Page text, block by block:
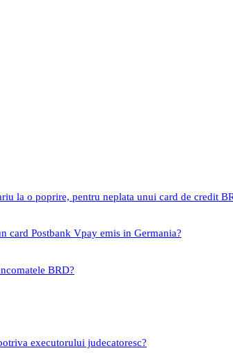
la o poprire, pentru neplata unui card de credit
card Postbank Vpay emis in Germania?
BRD?
executorului judecatoresc?